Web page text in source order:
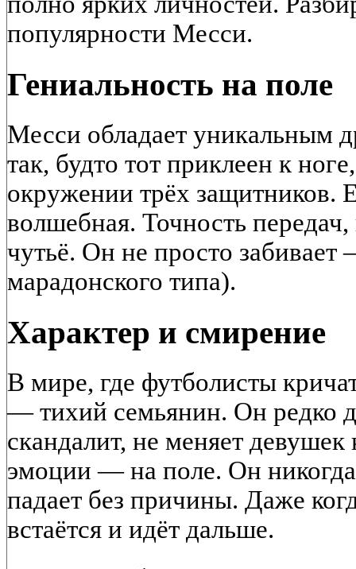
популярности Месси.
Гениальность на поле
Месси обладает уникальным
так, будто тот приклеен к
окружении трёх защитников.
волшебная. Точность
чутьё. Он не просто
марадонского типа).
Характер и смирение
В мире, где футболисты
— тихий семьянин. Он редко
скандалит, не меняет девушек
эмоции — на поле. Он
падает без причины. Даже
встаётся и идёт дальше.